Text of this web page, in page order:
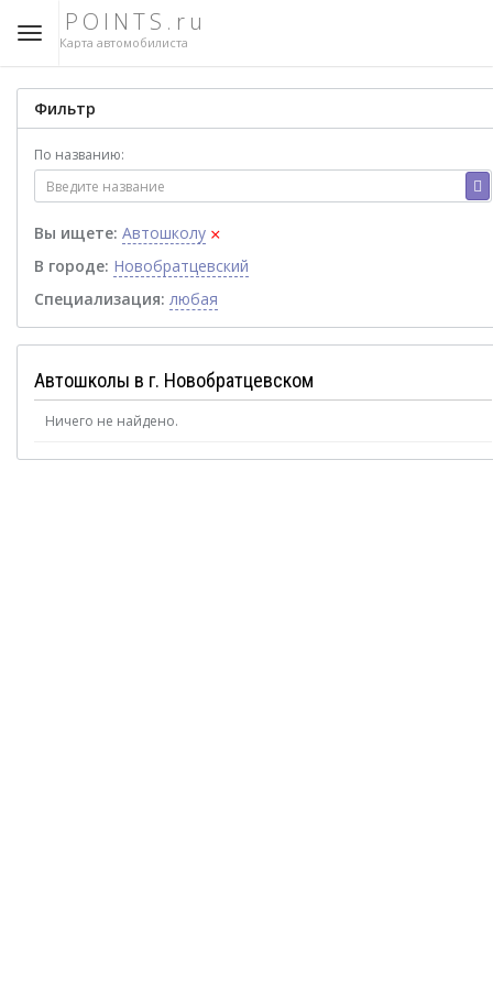
POINTS.ru
Карта автомобилиста
Фильтр
По названию:
Вы ищете: Автошколу ×
В городе: Новобратцевский
Специализация: любая
Автошколы в г. Новобратцевском
Ничего не найдено.